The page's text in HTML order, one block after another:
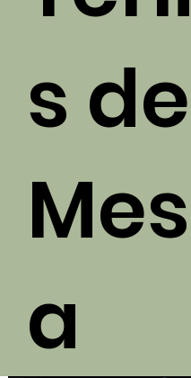
s de
Mes
a